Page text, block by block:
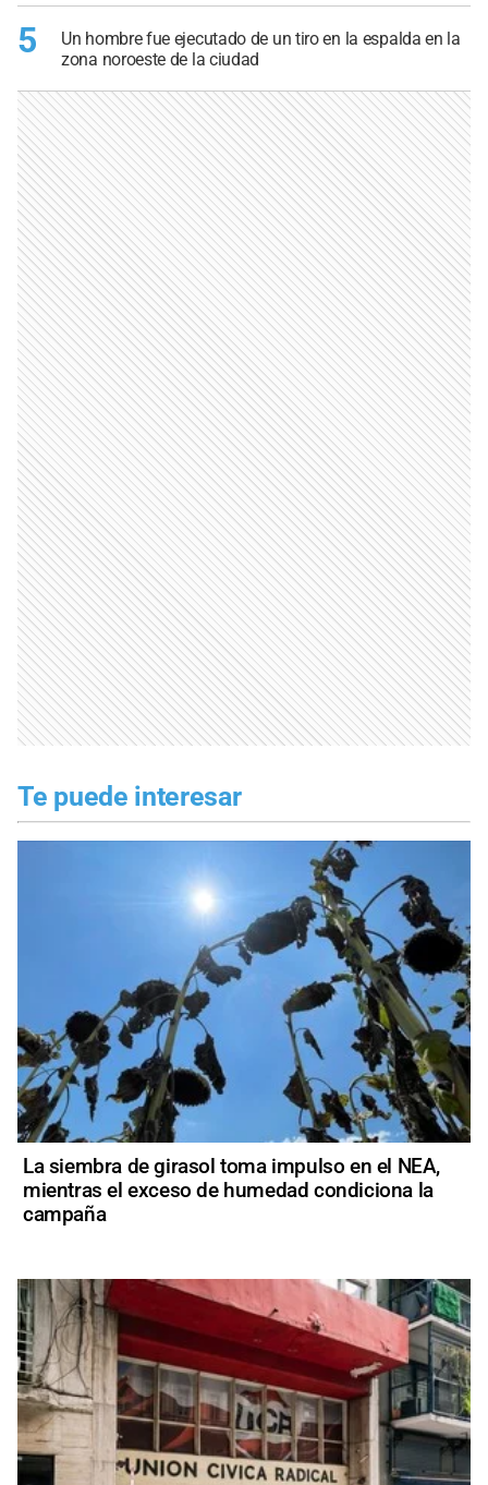
5
Un hombre fue ejecutado de un tiro en la espalda en la
zona noroeste de la ciudad
Te puede interesar
La siembra de girasol toma impulso en el NEA,
mientras el exceso de humedad condiciona la
campaña